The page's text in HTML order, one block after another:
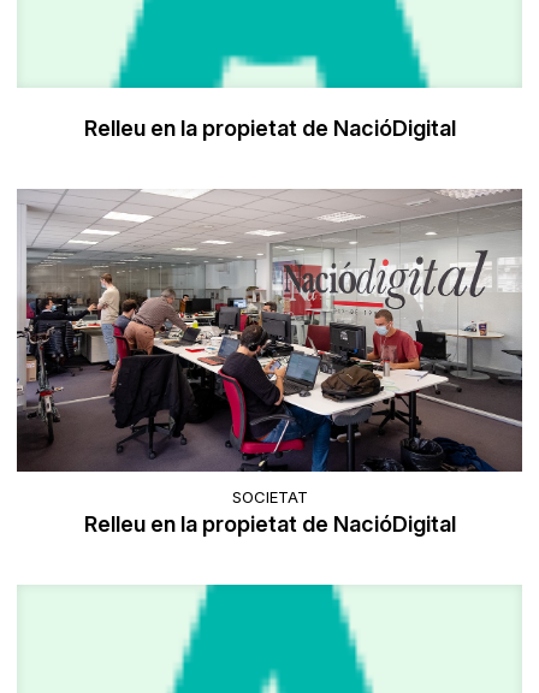
Relleu en la propietat de NacióDigital
SOCIETAT
Relleu en la propietat de NacióDigital